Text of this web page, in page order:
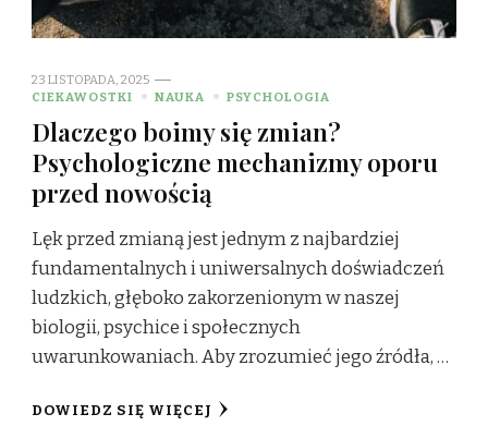
23 LISTOPADA, 2025
CIEKAWOSTKI
NAUKA PSYCHOLOGIA
Dlaczego boimy się zmian?
Psychologiczne mechanizmy oporu
przed nowością
Lęk przed zmianą jest jednym z najbardziej
fundamentalnych i uniwersalnych doświadczeń
ludzkich, głęboko zakorzenionym w naszej
biologii, psychice i społecznych
uwarunkowaniach. Aby zrozumieć jego źródła, …
DOWIEDZ SIĘ WIĘCEJ